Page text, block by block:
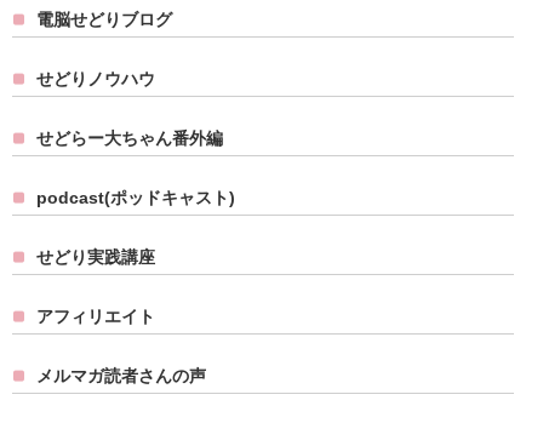
電脳せどりブログ
せどりノウハウ
せどらー大ちゃん番外編
podcast(ポッドキャスト)
せどり実践講座
アフィリエイト
メルマガ読者さんの声